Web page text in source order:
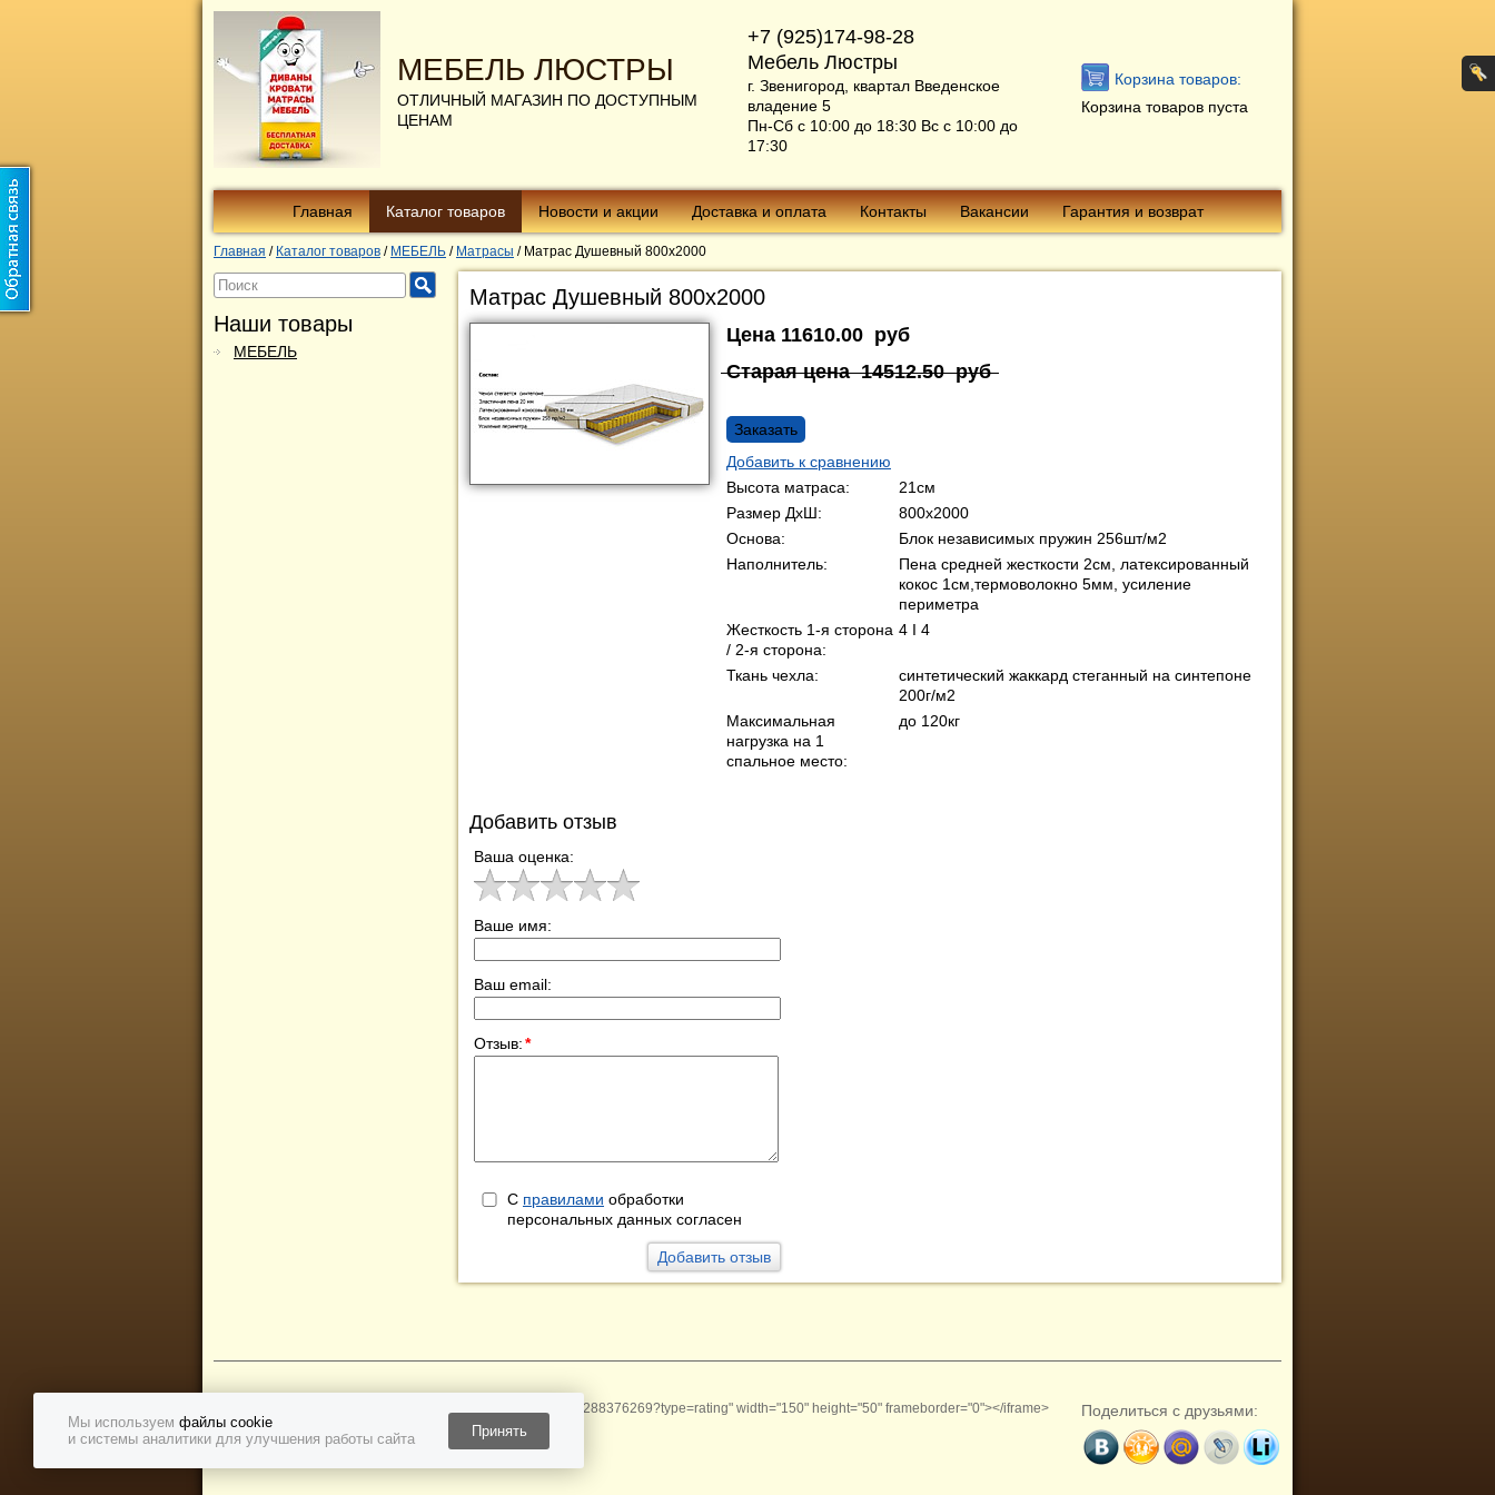
Мы используем файлы cookie
и системы аналитики для улучшения работы сайта
Принять
МЕБЕЛЬ ЛЮСТРЫ
ОТЛИЧНЫЙ МАГАЗИН ПО ДОСТУПНЫМ
ЦЕНАМ
+7 (925)174-98-28
Мебель Люстры
г. Звенигород, квартал Введенское
владение 5
Пн-Сб с 10:00 до 18:30 Вс с 10:00 до
17:30
Корзина товаров:
Корзина товаров пуста
Главная Каталог товаров Новости и акции Доставка и оплата Контакты Вакансии Гарантия и возврат
Главная / Каталог товаров / МЕБЕЛЬ / Матрасы / Матрас Душевный 800х2000
Наши товары
МЕБЕЛЬ
Матрас Душевный 800х2000
Цена 11610.00 руб
Старая цена 14512.50 руб
Заказать
Добавить к сравнению
Высота матраса:
21см
Размер ДхШ:
800х2000
Основа:
Блок независимых пружин 256шт/м2
Наполнитель:
Пена средней жесткости 2см, латексированный
кокос 1см,термоволокно 5мм, усиление
периметра
Жесткость 1-я сторона
/ 2-я сторона:
4 I 4
Ткань чехла:
синтетический жаккард стеганный на синтепоне
200г/м2
Максимальная
нагрузка на 1
спальное место:
до 120кг
Добавить отзыв
Ваша оценка:
Ваше имя:
Ваш email:
Отзыв:*
С правилами обработки
персональных данных согласен
<iframe src="https://yandex.ru/sprav/widget/rating-badge/168288376269?type=rating" width="150" height="50" frameborder="0"></iframe>
Политика конфиденциальности
Поделиться с друзьями: